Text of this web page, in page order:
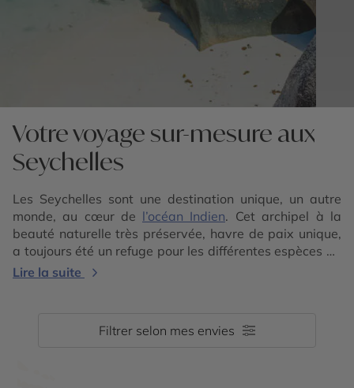
Votre voyage sur-mesure aux
Seychelles
Les Seychelles sont une destination unique, un autre
monde, au cœur de l’océan Indien. Cet archipel à la
beauté naturelle très préservée, havre de paix unique,
a toujours été un refuge pour les différentes espèces de
faune et de flore, parmi les plus précieuses au monde.
occidental. Contactez nos conseillers experts de la
Lire la suite
Filtrer selon mes envies